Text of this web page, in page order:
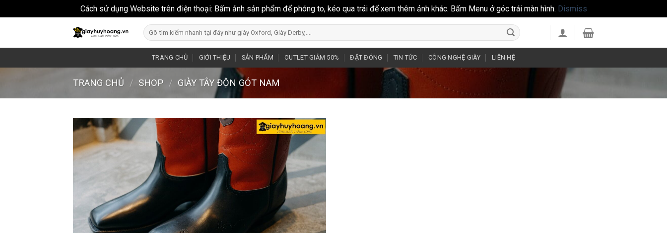
Cách sử dụng Website trên điện thoại: Bấm ảnh sản phẩm để phóng to, kéo qua trái để xem thêm ảnh khác. Bấm Menu ở góc trái màn hình. Dismiss
content
Search
for:
TRANG CHỦ GIỚI THIỆU SẢN PHẨM OUTLET GIẢM 50% ĐẶT ĐÓNG TIN TỨC CÔNG NGHỆ GIÀY LIÊN HỆ
TRANG CHỦ / SHOP / GIÀY TÂY ĐỘN GÓT NAM